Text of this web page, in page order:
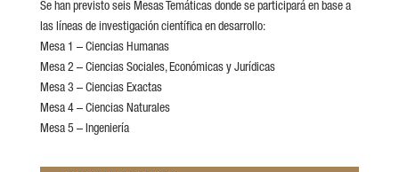
Se han previsto seis Mesas Temáticas donde se participará en base a
las líneas de investigación científica en desarrollo:
Mesa 1 – Ciencias Humanas
Mesa 2 – Ciencias Sociales, Económicas y Jurídicas
Mesa 3 – Ciencias Exactas
Mesa 4 – Ciencias Naturales
Mesa 5 – Ingeniería